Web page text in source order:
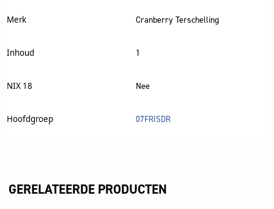
Merk Cranberry Terschelling
Inhoud 1
NIX 18 Nee
Hoofdgroep 07FRISDR
GERELATEERDE PRODUCTEN